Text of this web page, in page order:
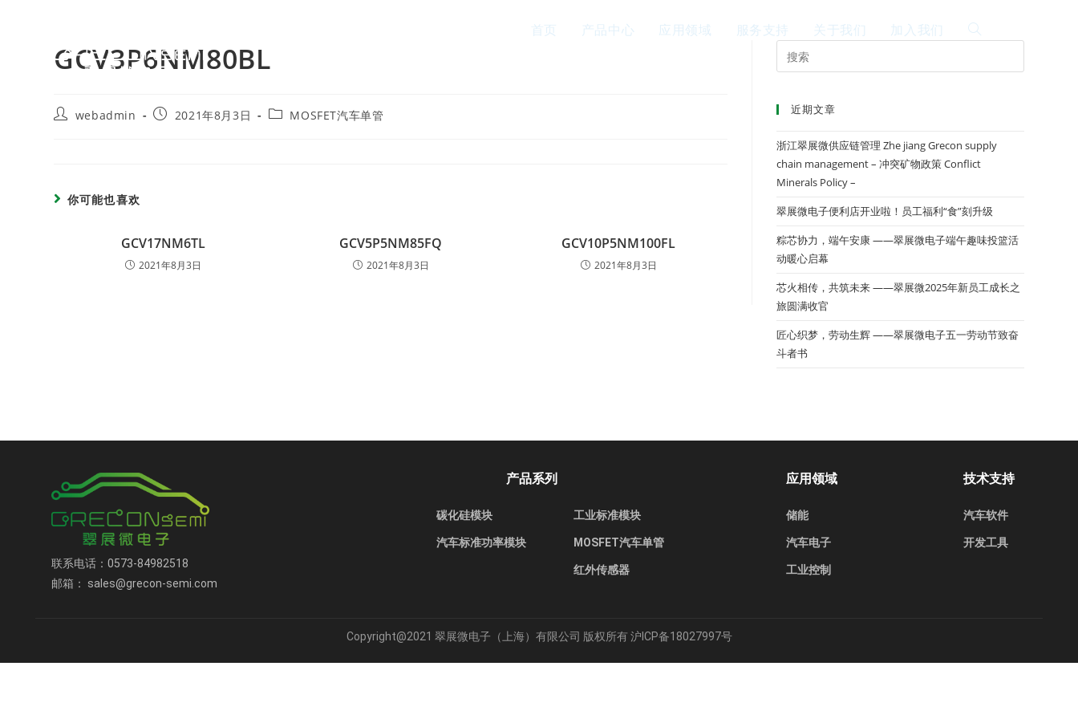
首页 产品中心 应用领域 服务支持 关于我们 加入我们
GCV3P6NM80BL
webadmin 2021年8月3日 MOSFET汽车单管
你可能也喜欢
GCV17NM6TL
2021年8月3日
GCV5P5NM85FQ
2021年8月3日
GCV10P5NM100FL
2021年8月3日
近期文章
浙江翠展微供应链管理 Zhe jiang Grecon supply
chain management – 冲突矿物政策 Conflict
Minerals Policy –
翠展微电子便利店开业啦！员工福利“食”刻升级
粽芯协力，端午安康 ——翠展微电子端午趣味投篮活
动暖心启幕
芯火相传，共筑未来 ——翠展微2025年新员工成长之
旅圆满收官
匠心织梦，劳动生辉 ——翠展微电子五一劳动节致奋
斗者书
联系电话：0573-84982518
邮箱： sales@grecon-semi.com
产品系列
碳化硅模块
汽车标准功率模块
工业标准模块
MOSFET汽车单管
红外传感器
应用领域
储能
汽车电子
工业控制
技术支持
汽车软件
开发工具
Copyright@2021 翠展微电子（上海）有限公司 版权所有沪ICP备18027997号